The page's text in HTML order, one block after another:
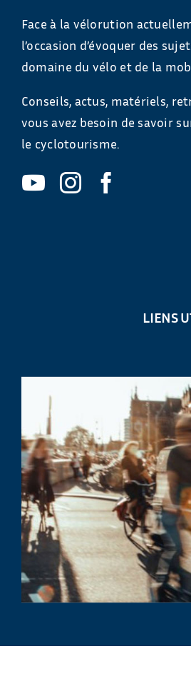
Face à la vélorution
l’occasion d’évoquer des
domaine du vélo et de la
Conseils, actus, matériels,
vous avez besoin de savoir
le cyclotourisme.
LIENS